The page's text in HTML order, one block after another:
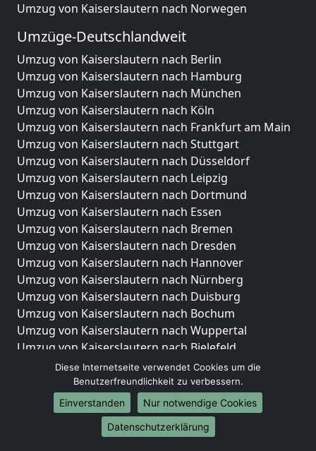
Umzug von Kaiserslautern nach Norwegen
Umzüge-Deutschlandweit
Umzug von Kaiserslautern nach Berlin
Umzug von Kaiserslautern nach Hamburg
Umzug von Kaiserslautern nach München
Umzug von Kaiserslautern nach Köln
Umzug von Kaiserslautern nach Frankfurt am Main
Umzug von Kaiserslautern nach Stuttgart
Umzug von Kaiserslautern nach Düsseldorf
Umzug von Kaiserslautern nach Leipzig
Umzug von Kaiserslautern nach Dortmund
Umzug von Kaiserslautern nach Essen
Umzug von Kaiserslautern nach Bremen
Umzug von Kaiserslautern nach Dresden
Umzug von Kaiserslautern nach Hannover
Umzug von Kaiserslautern nach Nürnberg
Umzug von Kaiserslautern nach Duisburg
Umzug von Kaiserslautern nach Bochum
Umzug von Kaiserslautern nach Wuppertal
Umzug von Kaiserslautern nach Bielefeld
Umzug von Kaiserslautern nach Bonn
Umzug von Kaiserslautern nach Münster
Internationale-Umzüge
Umzug von Kaiserslautern nach Brasilien
Diese Internetseite verwendet Cookies um die
Benutzerfreundlichkeit zu verbessern.
Einverstanden
Nur notwendige Cookies
Datenschutzerklärung